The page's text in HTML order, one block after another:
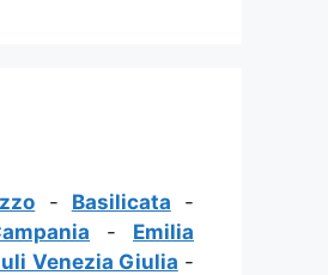
- Basilicata -
- Emilia
Venezia Giulia -